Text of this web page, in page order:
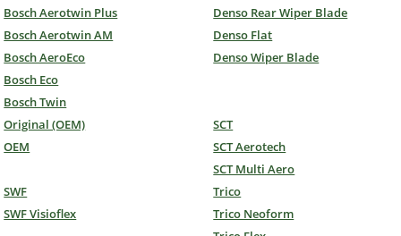
Bosch Aerotwin Plus
Bosch Aerotwin AM
Bosch AeroEco
Bosch Eco
Bosch Twin
Denso Rear Wiper Blade
Denso Flat
Denso Wiper Blade
Original (OEM)
OEM
SCT
SCT Aerotech
SCT Multi Aero
SWF
SWF Visioflex
Trico
Trico Neoform